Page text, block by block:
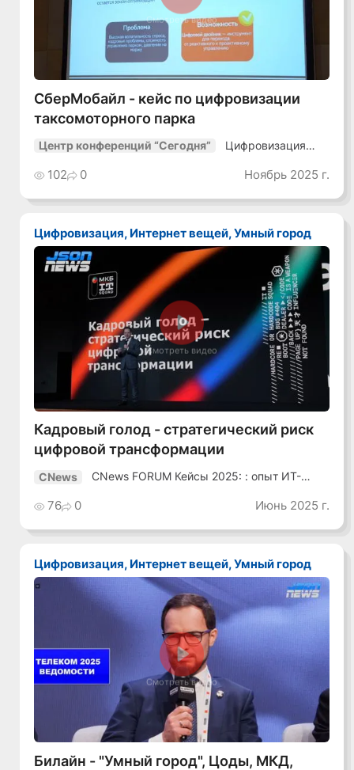
Смотреть видео
СберМобайл - кейс по цифровизации
таксомоторного парка
Центр конференций “Сегодня”
Цифровизация
102 0 Ноябрь 2025 г.
Цифровизация, Интернет вещей, Умный город
Смотреть видео
Кадровый голод - стратегический риск
цифровой трансформации
CNews
CNews FORUM Кейсы 2025: : опыт ИТ-
76 0 Июнь 2025 г.
Цифровизация, Интернет вещей, Умный город
Смотреть видео
Билайн - "Умный город", Цоды, МКД,